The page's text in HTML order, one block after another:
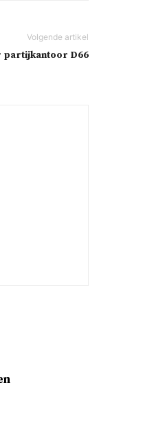
partijkantoor D66